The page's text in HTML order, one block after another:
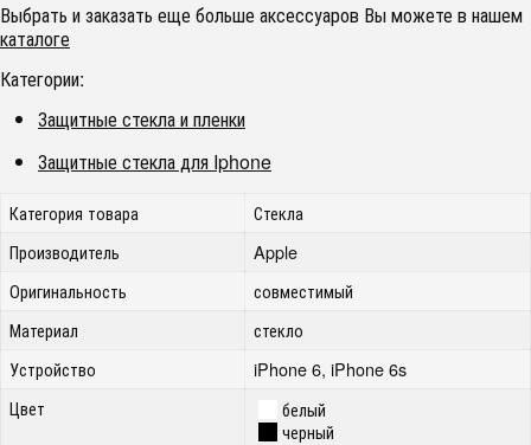
Выбрать и заказать еще больше аксессуаров Вы можете в нашем
каталоге
Категории:
Защитные стекла и пленки
Защитные стекла для Iphone
Категория товара
Стекла
Производитель
Apple
Оригинальность
совместимый
Материал
стекло
Устройство
iPhone 6, iPhone 6s
Цвет
белый
черный